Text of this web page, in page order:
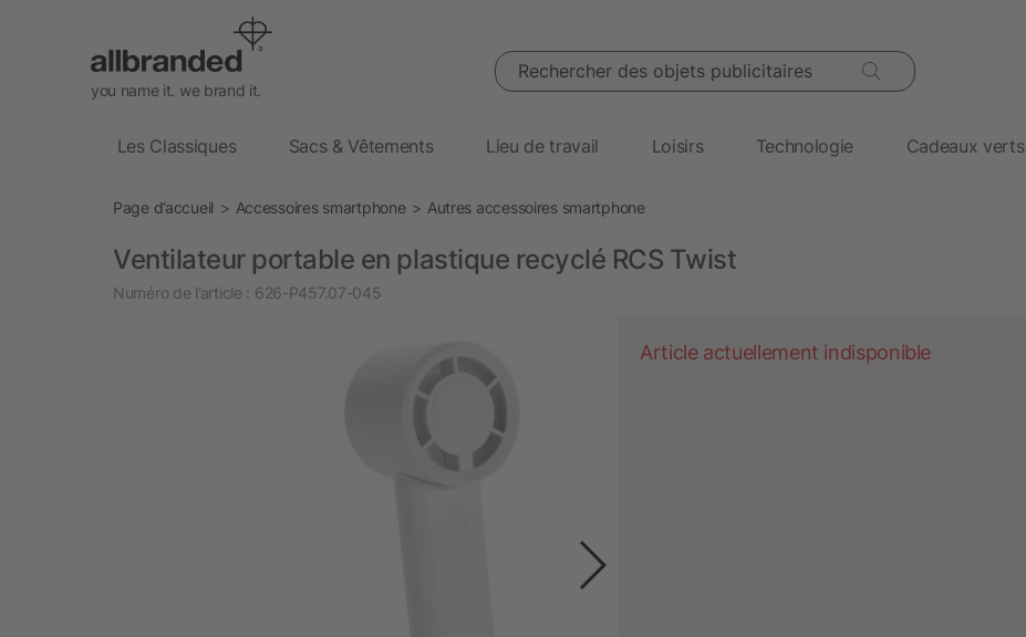
you name it. we brand it.
Rechercher des objets publicitaires
Les Classiques Sacs & Vêtements Lieu de travail Loisirs Technologie Cadeaux verts
Page d’accueil Accessoires smartphone Autres accessoires smartphone
Ventilateur portable en plastique recyclé RCS Twist
Numéro de l’article : 626-P457.07-045
Article actuellement indisponible